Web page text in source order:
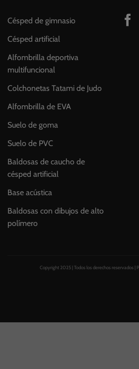
Césped de gimnasio
Césped artificial
Alfombrilla deportiva
multifuncional
Colchonetas Tatami de Judo
Alfombrilla de EVA
Suelo de goma
Suelo de PVC
Baldosas de caucho de
césped artificial
Base acústica
Baldosas con dibujos de alto
polímero
Copyright 2025 | Todos los derechos reservados |